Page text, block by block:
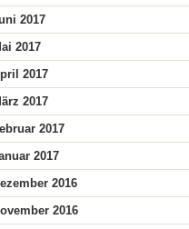
2017
2017
2017
2017
2017
2017
2016
2016